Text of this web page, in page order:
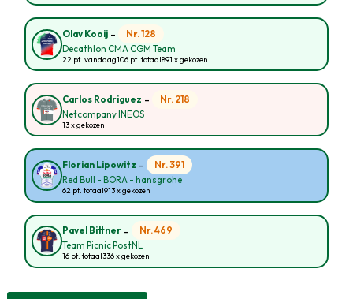
Olav Kooij - Nr. 128
Decathlon CMA CGM Team
22 pt. vandaag106 pt. totaal891 x gekozen
Carlos Rodriguez - Nr. 218
Netcompany INEOS
13 x gekozen
Florian Lipowitz - Nr. 391
Red Bull - BORA - hansgrohe
62 pt. totaal913 x gekozen
Pavel Bittner - Nr. 469
Team Picnic PostNL
16 pt. totaal336 x gekozen